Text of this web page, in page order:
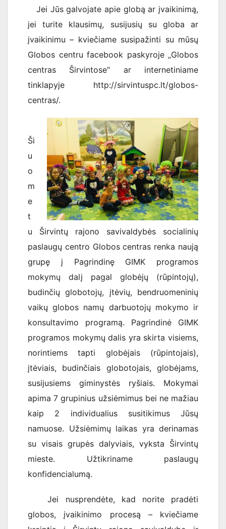
Jei Jūs galvojate apie globą ar įvaikinimą,
jei turite klausimų, susijusių su globa ar
įvaikinimu – kviečiame susipažinti su mūsų
Globos centru facebook paskyroje „Globos
centras Širvintose“ ar internetiniame
tinklapyje http://sirvintuspc.lt/globos-
centras/.
Ši
u
o
m
e
t
u Širvintų rajono savivaldybės socialinių
paslaugų centro Globos centras renka naują
grupę į Pagrindinę GIMK programos
mokymų dalį pagal globėjų (rūpintojų),
budinčių globotojų, įtėvių, bendruomeninių
vaikų globos namų darbuotojų mokymo ir
konsultavimo programą. Pagrindinė GIMK
programos mokymų dalis yra skirta visiems,
norintiems tapti globėjais (rūpintojais),
įtėviais, budinčiais globotojais, globėjams,
susijusiems giminystės ryšiais. Mokymai
apima 7 grupinius užsiėmimus bei ne mažiau
kaip 2 individualius susitikimus Jūsų
namuose. Užsiėmimų laikas yra derinamas
su visais grupės dalyviais, vyksta Širvintų
mieste. Užtikriname paslaugų
konfidencialumą.
Jei nusprendėte, kad norite pradėti
globos, įvaikinimo procesą – kviečiame